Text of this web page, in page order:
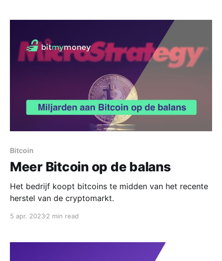
account. Wat zijn de eisen om een zakelijke rekening
Bitcoin
Meer Bitcoin op de balans
Het bedrijf koopt bitcoins te midden van het recente
herstel van de cryptomarkt.
5 apr. 20232 min read